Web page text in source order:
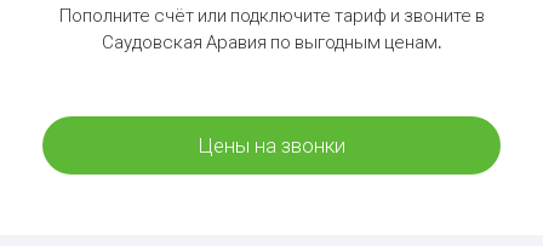
Пополните счёт или подключите тариф и звоните в
Саудовская Аравия по выгодным ценам.
Цены на звонки